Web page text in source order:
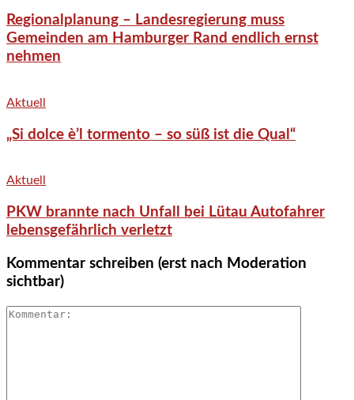
Regionalplanung – Landesregierung muss
Gemeinden am Hamburger Rand endlich ernst
nehmen
Aktuell
„Si dolce è’l tormento – so süß ist die Qual“
Aktuell
PKW brannte nach Unfall bei Lütau Autofahrer
lebensgefährlich verletzt
Kommentar schreiben (erst nach Moderation
sichtbar)